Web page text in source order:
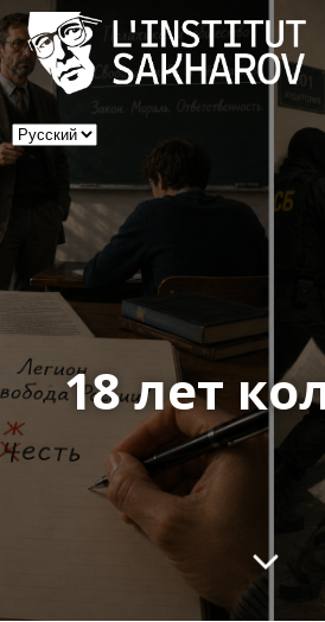
to
content
Выбрать
язык
18 лет